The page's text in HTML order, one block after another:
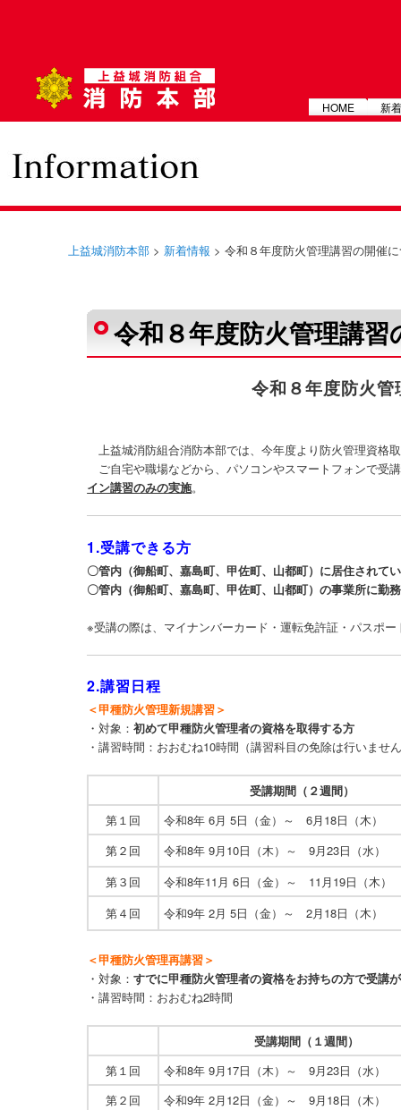
メインメニュー HOME 新
上益城消防本部 > 新着情報 > 令和８年度防火管理講習の開催
令和８年度防火管理講
令和８年度防火
上益城消防組合消防本部では、今年度より防火管理資格
ご自宅や職場などから、パソコンやスマートフォンで受
イン講習のみの実施。
1.受講できる方
〇管内（御船町、嘉島町、甲佐町、山都町）に居住されて
〇管内（御船町、嘉島町、甲佐町、山都町）の事業所に勤
※受講の際は、マイナンバーカード・運転免許証・パスポ
2.講習日程
＜甲種防火管理新規講習＞
・対象：初めて甲種防火管理者の資格を取得する方
・講習時間：おおむね10時間（講習科目の免除は行いませ
受講期間（２週間）
第１回
令和8年 6月 5日（金） ～ 6月18日（木）
第２回
令和8年 9月10日（木） ～ 9月23日（水）
第３回
令和8年11月 6日（金） ～ 11月19日（木）
第４回
令和9年 2月 5日（金） ～ 2月18日（木）
＜甲種防火管理再講習＞
・対象：すでに甲種防火管理者の資格をお持ちの方で受講
・講習時間：おおむね2時間
受講期間（１週間）
第１回
令和8年 9月17日（木） ～ 9月23日（水）
第２回
令和9年 2月12日（金） ～ 9月18日（木）